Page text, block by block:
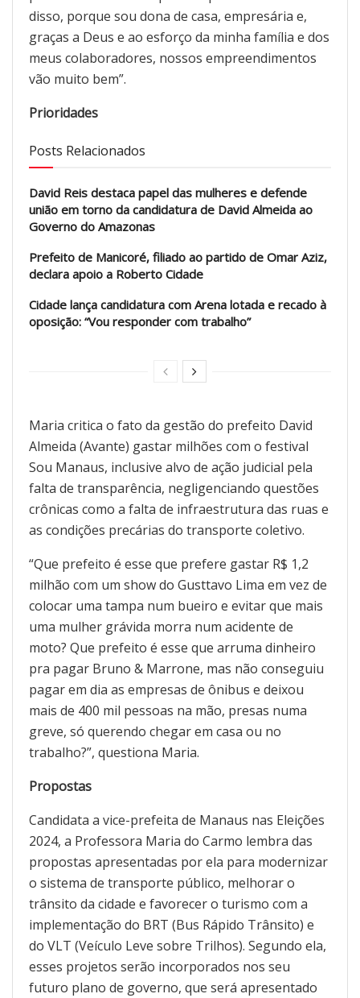
disso, porque sou dona de casa, empresária e,
graças a Deus e ao esforço da minha família e dos
meus colaboradores, nossos empreendimentos
vão muito bem”.
Prioridades
Posts Relacionados
David Reis destaca papel das mulheres e defende
união em torno da candidatura de David Almeida ao
Governo do Amazonas
Prefeito de Manicoré, filiado ao partido de Omar Aziz,
declara apoio a Roberto Cidade
Cidade lança candidatura com Arena lotada e recado à
oposição: “Vou responder com trabalho”
Maria critica o fato da gestão do prefeito David
Almeida (Avante) gastar milhões com o festival
Sou Manaus, inclusive alvo de ação judicial pela
falta de transparência, negligenciando questões
crônicas como a falta de infraestrutura das ruas e
as condições precárias do transporte coletivo.
“Que prefeito é esse que prefere gastar R$ 1,2
milhão com um show do Gusttavo Lima em vez de
colocar uma tampa num bueiro e evitar que mais
uma mulher grávida morra num acidente de
moto? Que prefeito é esse que arruma dinheiro
pra pagar Bruno & Marrone, mas não conseguiu
pagar em dia as empresas de ônibus e deixou
mais de 400 mil pessoas na mão, presas numa
greve, só querendo chegar em casa ou no
trabalho?”, questiona Maria.
Propostas
Candidata a vice-prefeita de Manaus nas Eleições
2024, a Professora Maria do Carmo lembra das
propostas apresentadas por ela para modernizar
o sistema de transporte público, melhorar o
trânsito da cidade e favorecer o turismo com a
implementação do BRT (Bus Rápido Trânsito) e
do VLT (Veículo Leve sobre Trilhos). Segundo ela,
esses projetos serão incorporados nos seu
futuro plano de governo, que será apresentado